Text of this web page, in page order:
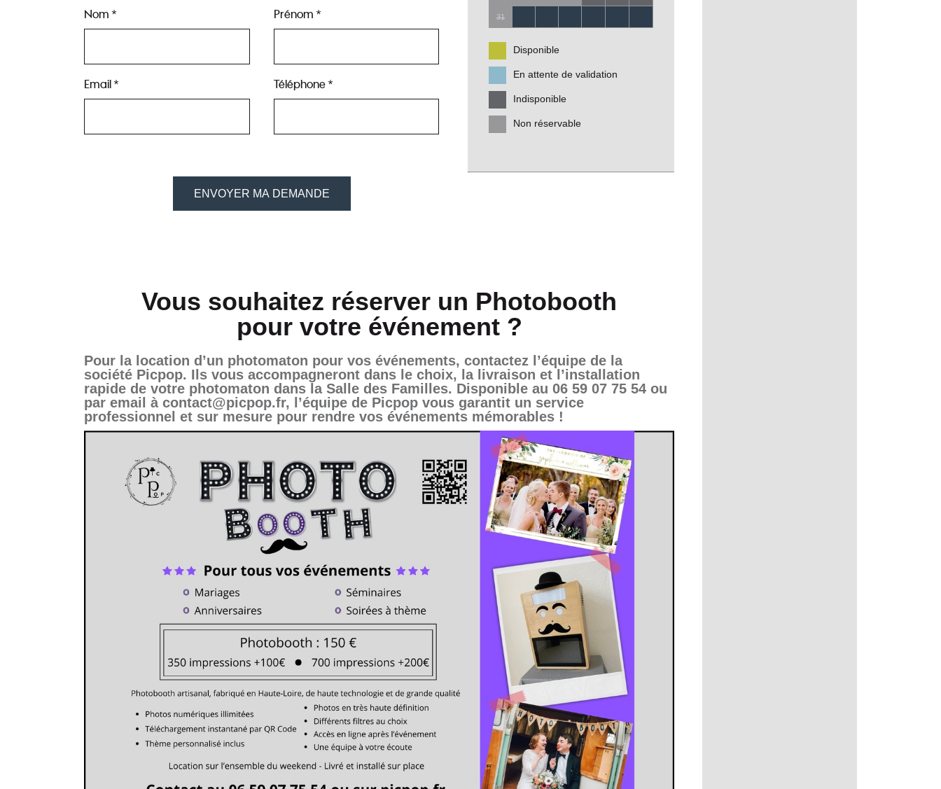
31
Disponible
En attente de validation
Indisponible
Non réservable
Nom * Prénom *
Email * Téléphone *
Vous souhaitez réserver un Photobooth
pour votre événement ?
Pour la location d’un photomaton pour vos événements, contactez l’équipe de la
société Picpop. Ils vous accompagneront dans le choix, la livraison et l’installation
rapide de votre photomaton dans la Salle des Familles. Disponible au 06 59 07 75 54 ou
par email à contact@picpop.fr, l’équipe de Picpop vous garantit un service
professionnel et sur mesure pour rendre vos événements mémorables !